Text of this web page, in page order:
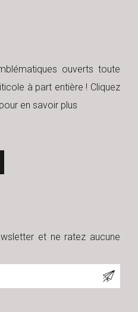
ouverts toute
à part entière ! Cliquez
en savoir plus
et ne ratez aucune